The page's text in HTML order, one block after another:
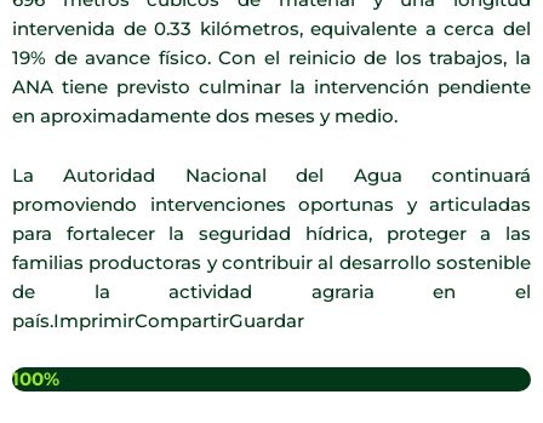
intervenida de 0.33 kilómetros, equivalente a cerca del
19% de avance físico. Con el reinicio de los trabajos, la
ANA tiene previsto culminar la intervención pendiente
en aproximadamente dos meses y medio.
La Autoridad Nacional del Agua continuará
promoviendo intervenciones oportunas y articuladas
para fortalecer la seguridad hídrica, proteger a las
familias productoras y contribuir al desarrollo sostenible
de la actividad agraria en el
país.ImprimirCompartirGuardar
100%